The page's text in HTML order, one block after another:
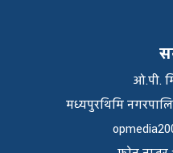
ओ.पी.
मध्यपुरथिमि